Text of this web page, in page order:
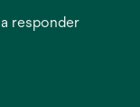
responder